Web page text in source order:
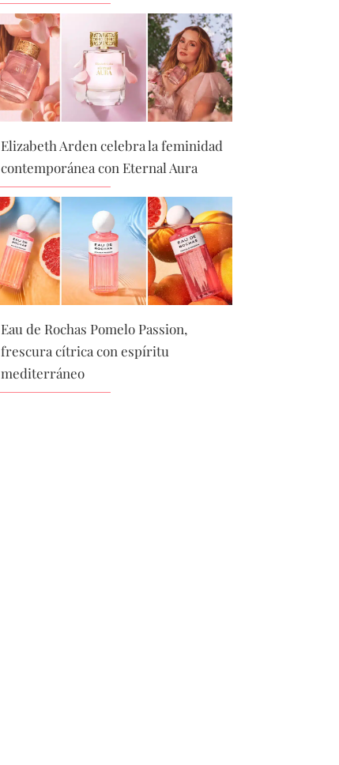
Elizabeth Arden celebra la feminidad
contemporánea con Eternal Aura
Eau de Rochas Pomelo Passion,
frescura cítrica con espíritu
mediterráneo